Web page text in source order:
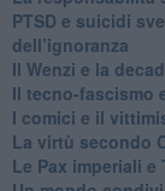
PTSD e suicidi
dell’ignoranza
Il Wenzi e la
​Il tecno-fascismo
​I comici e il
​La virtù secondo
Le Pax imperiali e